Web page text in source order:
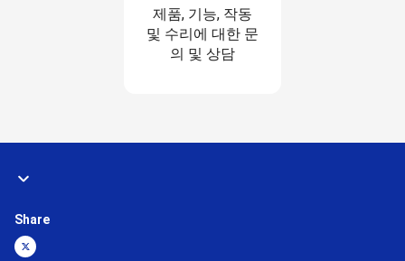
제품, 기능, 작동
및 수리에 대한 문
의 및 상담
Share